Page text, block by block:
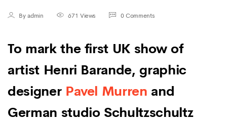
By admin 671 Views 0 Comments
To mark the first UK show of
artist Henri Barande, graphic
designer Pavel Murren and
German studio Schultzschultz